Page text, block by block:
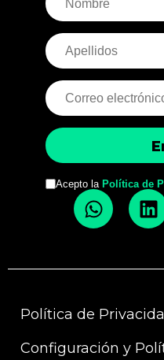
Acepto la Política de
Política de
Configuración y